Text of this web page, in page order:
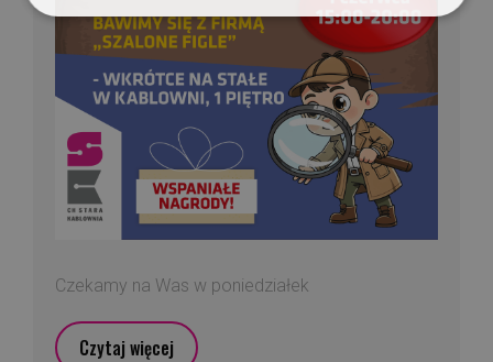
Czekamy na Was w poniedziałek
Czytaj więcej